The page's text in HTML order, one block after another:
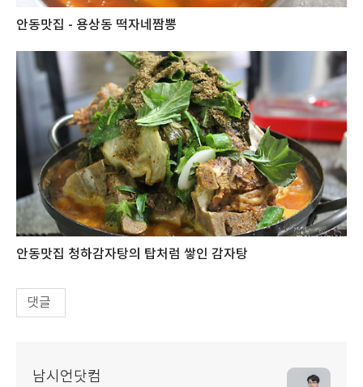
안동맛집 - 용상동 떡자네짬뽕
안동맛집 청하감자탕의 탑처럼 쌓인 감자탕
댓글
남시언닷컴